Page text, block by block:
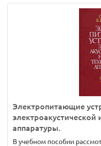
Электропитающие
электроакустической
аппаратуры.
В учебном пособии